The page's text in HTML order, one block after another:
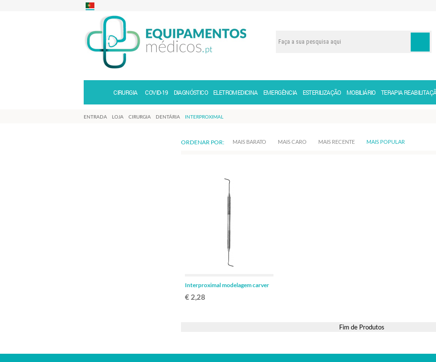
CIRURGIA COVID-19 DIAGNÓSTICO ELETROMEDICINA EMERGÊNCIA ESTERILIZAÇÃO MOBILIÁRIO TERAPIA
ENTRADA LOJA CIRURGIA DENTÁRIA INTERPROXIMAL
ORDENAR POR: MAIS BARATO MAIS CARO MAIS RECENTE MAIS POPULAR
Interproximal modelagem carver
€ 2,28
Fim de Produtos